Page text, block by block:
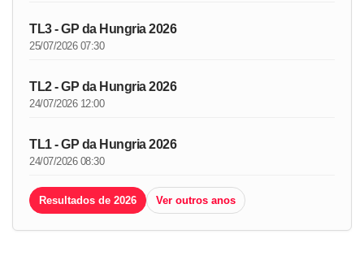
TL3 - GP da Hungria 2026
25/07/2026 07:30
TL2 - GP da Hungria 2026
24/07/2026 12:00
TL1 - GP da Hungria 2026
24/07/2026 08:30
Resultados de 2026 Ver outros anos